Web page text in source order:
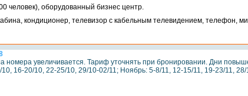
человек), оборудованный бизнес центр.
кондиционер, телевизор с кабельным телевидением, телефон,
номера увеличивается. Тариф уточнять при бронировании. Дни
16-20/10, 22-25/10, 29/10-02/11; Ноябрь: 5-8/11, 12-15/11, 19-23/11, 28/